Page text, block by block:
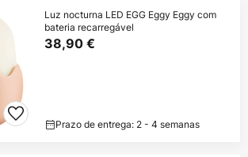
Luz nocturna LED EGG Eggy Eggy com
bateria recarregável
38,90 €
Prazo de entrega: 2 - 4 semanas